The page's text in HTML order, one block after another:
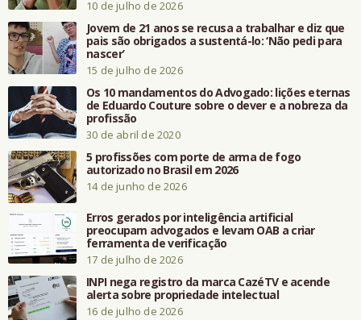
10 de julho de 2026
Jovem de 21 anos se recusa a trabalhar e diz que
pais são obrigados a sustentá-lo: ‘Não pedi para
nascer’
15 de julho de 2026
Os 10 mandamentos do Advogado: lições eternas
de Eduardo Couture sobre o dever e a nobreza da
profissão
30 de abril de 2020
5 profissões com porte de arma de fogo
autorizado no Brasil em 2026
14 de junho de 2026
Erros gerados por inteligência artificial
preocupam advogados e levam OAB a criar
ferramenta de verificação
17 de julho de 2026
INPI nega registro da marca CazéTV e acende
alerta sobre propriedade intelectual
16 de julho de 2026